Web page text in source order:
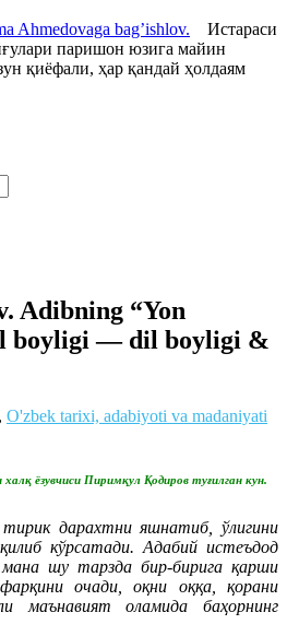
Ahmedovaga bag’ishlov. Истараси
паришон юзига майин
қиёфали, ҳар қандай ҳолдаям
Adibning “Yon
boyligi — dil boyligi &
, O'zbek tarixi, adabiyoti va madaniyati
ёзувчиси Пиримқул Қодиров туғилган кун.
дарахтни яшнатиб, ўлигини
кўрсатади. Адабий истеъдод
шу тарзда бир-бирига қарши
очади, оқни оққа, қорани
маънавият оламида баҳорнинг